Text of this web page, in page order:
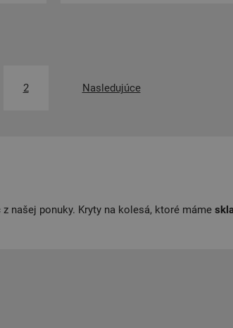
2 Nasledujúce
z našej ponuky. Kryty na kolesá, ktoré máme